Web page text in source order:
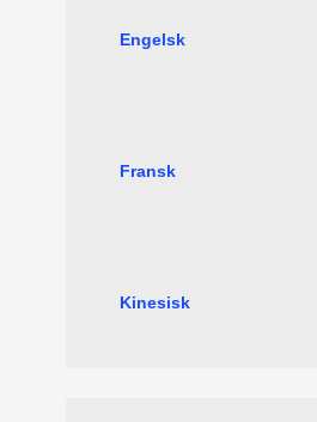
Engelsk
Fransk
Kinesisk